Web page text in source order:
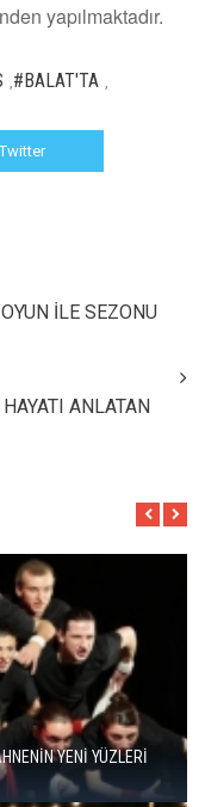
yapılmaktadır.
#BALAT'TA
İLE SEZONU
ANLATAN
YENİ YÜZLERİ